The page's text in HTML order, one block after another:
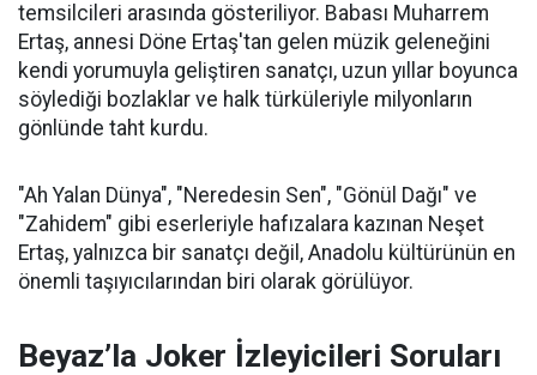
temsilcileri arasında gösteriliyor. Babası Muharrem
Ertaş, annesi Döne Ertaş'tan gelen müzik geleneğini
kendi yorumuyla geliştiren sanatçı, uzun yıllar boyunca
söylediği bozlaklar ve halk türküleriyle milyonların
gönlünde taht kurdu.
"Ah Yalan Dünya", "Neredesin Sen", "Gönül Dağı" ve
"Zahidem" gibi eserleriyle hafızalara kazınan Neşet
Ertaş, yalnızca bir sanatçı değil, Anadolu kültürünün en
önemli taşıyıcılarından biri olarak görülüyor.
Beyaz’la Joker İzleyicileri Soruları